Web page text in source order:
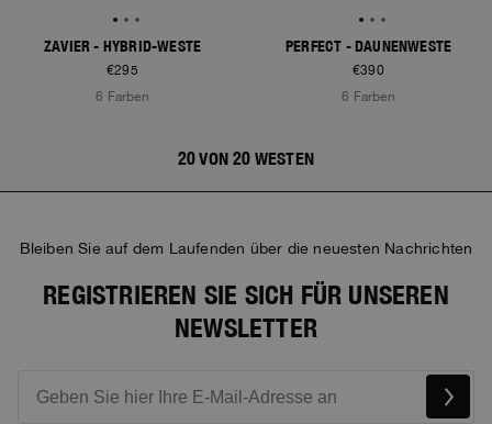
ZAVIER - HYBRID-WESTE
€295
6 Farben
PERFECT - DAUNENWESTE
€390
6 Farben
20 VON 20 WESTEN
Bleiben Sie auf dem Laufenden über die neuesten Nachrichten
REGISTRIEREN SIE SICH FÜR UNSEREN
NEWSLETTER